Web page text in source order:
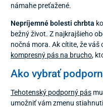
námahe preťažené.
Nepríjemné bolesti chrbta
bežný život. Z najkrajšieho
nočná mora. Ak cítite, že
kompresný pás na brucho,
Ako vybrať
Tehotenský podporný pás
umožniť vám zmenu